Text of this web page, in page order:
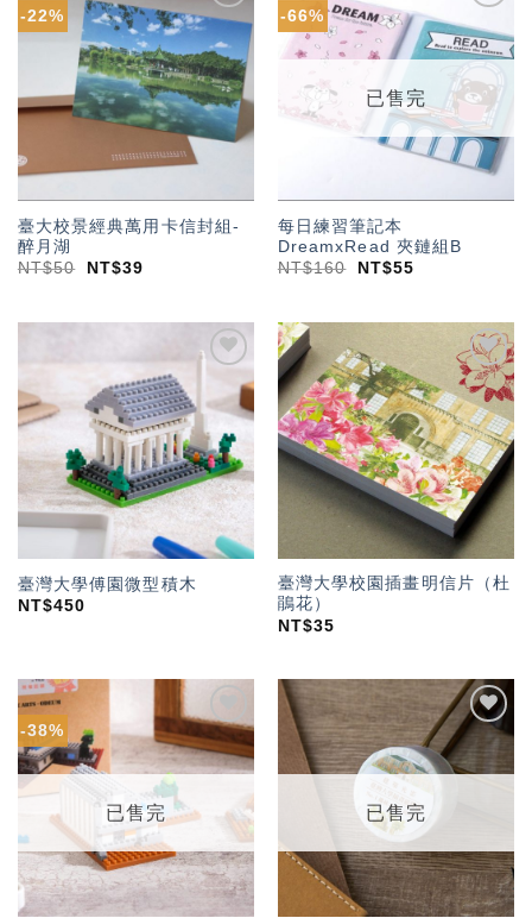
-22%
加入
「願
望輕
單」
臺大校景經典萬用卡信封組-
醉月湖
NT$50 NT$39
-66%
加入
「願
望輕
已售完
每日練習筆記本
DreamxRead 夾鏈組B
NT$160 NT$55
加入
「願
望輕
單」
臺灣大學傅園微型積木
NT$450
加入
「願
望輕
單」
臺灣大學校園插畫明信片（杜
鵑花）
NT$35
-38%
加入
「願
望輕
已售完
加入
「願
望輕
已售完